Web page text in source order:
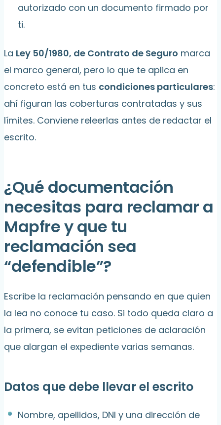
autorizado con un documento firmado por
ti.
La Ley 50/1980, de Contrato de Seguro marca
el marco general, pero lo que te aplica en
concreto está en tus condiciones particulares:
ahí figuran las coberturas contratadas y sus
límites. Conviene releerlas antes de redactar el
escrito.
¿Qué documentación
necesitas para reclamar a
Mapfre y que tu
reclamación sea
“defendible”?
Escribe la reclamación pensando en que quien
la lea no conoce tu caso. Si todo queda claro a
la primera, se evitan peticiones de aclaración
que alargan el expediente varias semanas.
Datos que debe llevar el escrito
Nombre, apellidos, DNI y una dirección de